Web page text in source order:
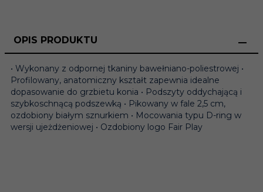
OPIS PRODUKTU
• Wykonany z odpornej tkaniny bawełniano-poliestrowej •
Profilowany, anatomiczny kształt zapewnia idealne
dopasowanie do grzbietu konia • Podszyty oddychającą i
szybkoschnącą podszewką • Pikowany w fale 2,5 cm,
ozdobiony białym sznurkiem • Mocowania typu D-ring w
wersji ujeżdżeniowej • Ozdobiony logo Fair Play